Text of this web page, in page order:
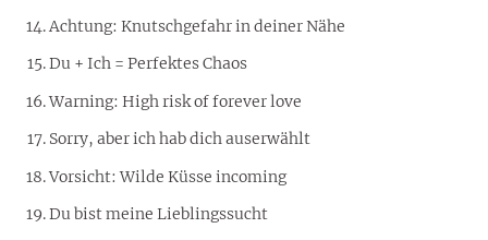
Achtung: Knutschgefahr in deiner Nähe
Du + Ich = Perfektes Chaos
Warning: High risk of forever love
Sorry, aber ich hab dich auserwählt
Vorsicht: Wilde Küsse incoming
Du bist meine Lieblingssucht